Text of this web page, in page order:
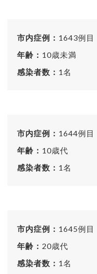
市内症例： 1643例目
年齢： 10歳未満
感染者数： 1名
市内症例： 1644例目
年齢： 10歳代
感染者数： 1名
市内症例： 1645例目
年齢： 20歳代
感染者数： 1名